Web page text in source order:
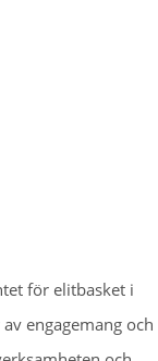
för elitbasket i
engagemang och